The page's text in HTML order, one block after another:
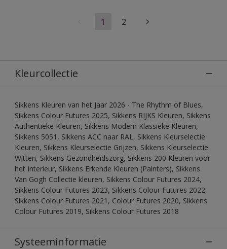
1 2
Kleurcollectie
Sikkens Kleuren van het Jaar 2026 - The Rhythm of Blues,
Sikkens Colour Futures 2025, Sikkens RIJKS Kleuren, Sikkens
Authentieke Kleuren, Sikkens Modern Klassieke Kleuren,
Sikkens 5051, Sikkens ACC naar RAL, Sikkens Kleurselectie
Kleuren, Sikkens Kleurselectie Grijzen, Sikkens Kleurselectie
Witten, Sikkens Gezondheidszorg, Sikkens 200 Kleuren voor
het Interieur, Sikkens Erkende Kleuren (Painters), Sikkens
Van Gogh Collectie kleuren, Sikkens Colour Futures 2024,
Sikkens Colour Futures 2023, Sikkens Colour Futures 2022,
Sikkens Colour Futures 2021, Colour Futures 2020, Sikkens
Colour Futures 2019, Sikkens Colour Futures 2018
Systeeminformatie